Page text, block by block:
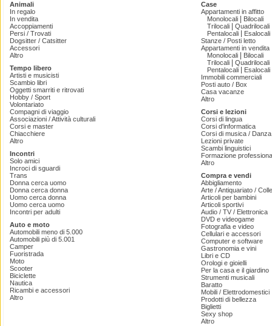
Animali
In regalo
In vendita
Accoppiamenti
Persi / Trovati
Dogsitter / Catsitter
Accessori
Altro
Tempo libero
Artisti e musicisti
Scambio libri
Oggetti smarriti e ritrovati
Hobby / Sport
Volontariato
Compagni di viaggio
Associazioni / Attività culturali
Corsi e master
Chiacchiere
Altro
Incontri
Solo amici
Incroci di sguardi
Trans
Donna cerca uomo
Donna cerca donna
Uomo cerca donna
Uomo cerca uomo
Incontri per adulti
Auto e moto
Automobili meno di 5.000
Automobili più di 5.001
Camper
Fuoristrada
Moto
Scooter
Biciclette
Nautica
Ricambi e accessori
Altro
Case
Appartamenti in affitto
Monolocali
Bilocali
Trilocali
Quadrilocali
Pentalocali
Esalocali
Stanze / Posti letto
Appartamenti in vendita
Monolocali
Bilocali
Trilocali
Quadrilocali
Pentalocali
Esalocali
Immobili commerciali
Posti auto / Box
Casa vacanze
Altro
Corsi e lezioni
Corsi di lingua
Corsi d'informatica
Corsi di musica /
Lezioni private
Scambi linguistici
Formazione
Altro
Compra e vendi
Abbigliamento
Arte / Antiquariato /
Articoli per bambini
Articoli sportivi
Audio / TV / Elettronica
DVD e videogame
Fotografia e video
Cellulari e accessori
Computer e software
Gastronomia e vini
Libri e CD
Orologi e gioielli
Per la casa e il giardino
Strumenti musicali
Baratto
Mobili / Elettrodomestici
Prodotti di bellezza
Biglietti
Sexy shop
Altro